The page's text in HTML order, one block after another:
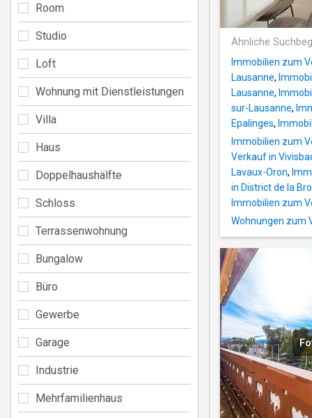
Ähnliche
Immobilien zum
Lausanne,
Lausanne,
sur-Lausanne,
Epalinges,
Immobilien zum
Verkauf in
Lavaux-Oron,
in District de la
Immobilien zum
Wohnungen zum
Room
Studio
Loft
Wohnung mit Dienstleistungen
Villa
Haus
Doppelhaushälfte
Schloss
Terrassenwohnung
Bungalow
Büro
Gewerbe
Garage
Industrie
Mehrfamilienhaus